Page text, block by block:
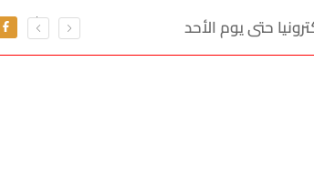
حتى يوم الأحد